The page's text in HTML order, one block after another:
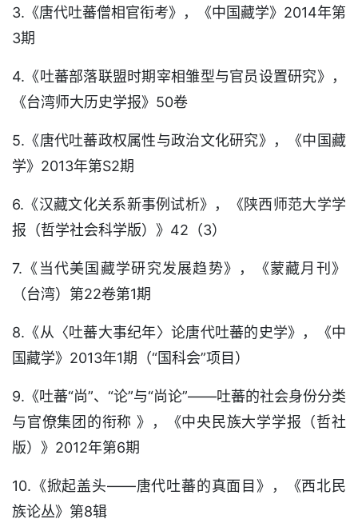
3.《唐代吐蕃僧相官衔考》，《中国藏学》2014年第
3期
4.《吐蕃部落联盟时期宰相雏型与官员设置研究》，
《台湾师大历史学报》50卷
5.《唐代吐蕃政权属性与政治文化研究》，《中国藏
学》2013年第S2期
6.《汉藏文化关系新事例试析》，《陕西师范大学学
报（哲学社会科学版）》42（3）
7.《当代美国藏学研究发展趋势》，《蒙藏月刊》
（台湾）第22卷第1期
8.《从〈吐蕃大事纪年〉论唐代吐蕃的史学》，《中
国藏学》2013年1期（“国科会”项目）
9.《吐蕃“尚”、“论”与“尚论”——吐蕃的社会身份分类
与官僚集团的衔称 》，《中央民族大学学报（哲社
版）》2012年第6期
10.《掀起盖头——唐代吐蕃的真面目》，《西北民
族论丛》第8辑